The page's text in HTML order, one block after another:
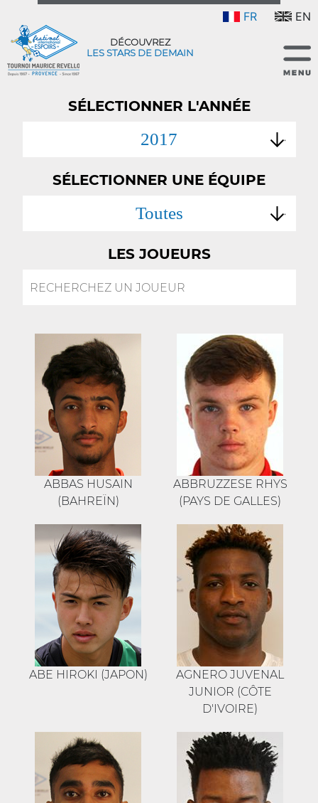
FR EN
DÉCOUVREZ
LES STARS DE DEMAIN
SÉLECTIONNER L'ANNÉE
2017
SÉLECTIONNER UNE ÉQUIPE
Toutes
LES JOUEURS
ABBAS HUSAIN
(BAHREÏN)
ABBRUZZESE RHYS
(PAYS DE GALLES)
ABE HIROKI (JAPON)
AGNERO JUVENAL
JUNIOR (CÔTE
D'IVOIRE)